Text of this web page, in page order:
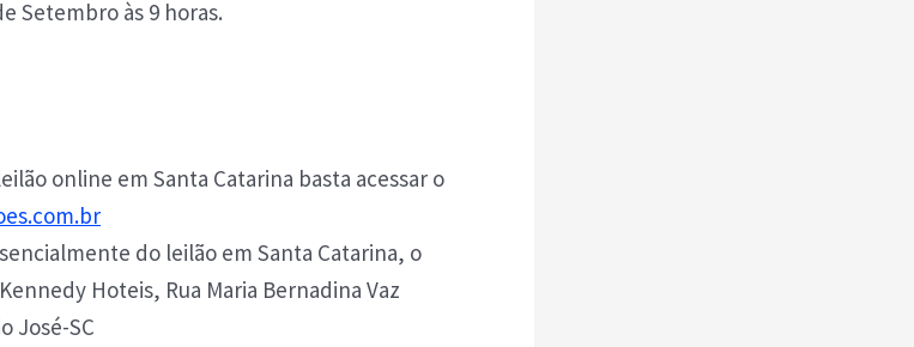
Setembro às 9 horas.
online em Santa Catarina basta acessar o
do leilão em Santa Catarina, o
Hoteis, Rua Maria Bernadina Vaz
José-SC